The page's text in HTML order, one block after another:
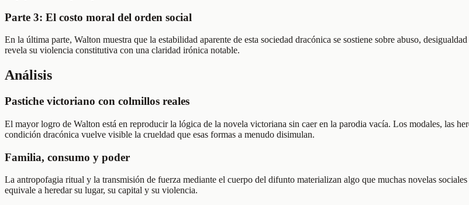
Parte 3: El costo moral del orden social
En la última parte, Walton muestra que la estabilidad aparente de esta sociedad dracónica se sostiene sobre abuso,
revela su violencia constitutiva con una claridad irónica notable.
Análisis
Pastiche victoriano con colmillos reales
El mayor logro de Walton está en reproducir la lógica de la novela victoriana sin caer en la parodia vacía. Los modales, las
condición dracónica vuelve visible la crueldad que esas formas a menudo disimulan.
Familia, consumo y poder
La antropofagia ritual y la transmisión de fuerza mediante el cuerpo del difunto materializan algo que muchas novelas
equivale a heredar su lugar, su capital y su violencia.